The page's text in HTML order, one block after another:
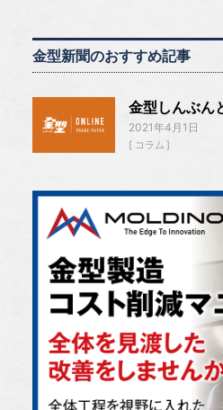
金型新聞のおすすめ記事
金型しんぶん
2021年4月1日
コラム